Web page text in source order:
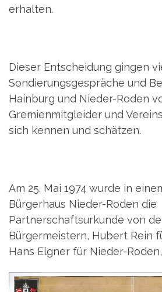
erhalten.
Dieser Entscheidung gingen
Sondierungsgespräche und
Hainburg und Nieder-Roden
Gremienmitgleider und
sich kennen und schätzen.
Am 25. Mai 1974 wurde in
Bürgerhaus Nieder-Roden die
Partnerschaftsurkunde von
Bürgermeistern, Hubert Rein
Hans Elgner für Nieder-